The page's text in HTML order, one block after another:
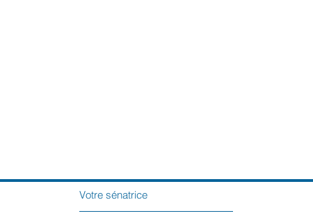
Votre sénatrice